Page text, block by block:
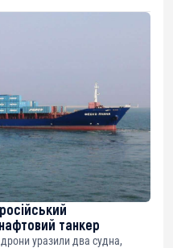
танкер
уразили два судна,